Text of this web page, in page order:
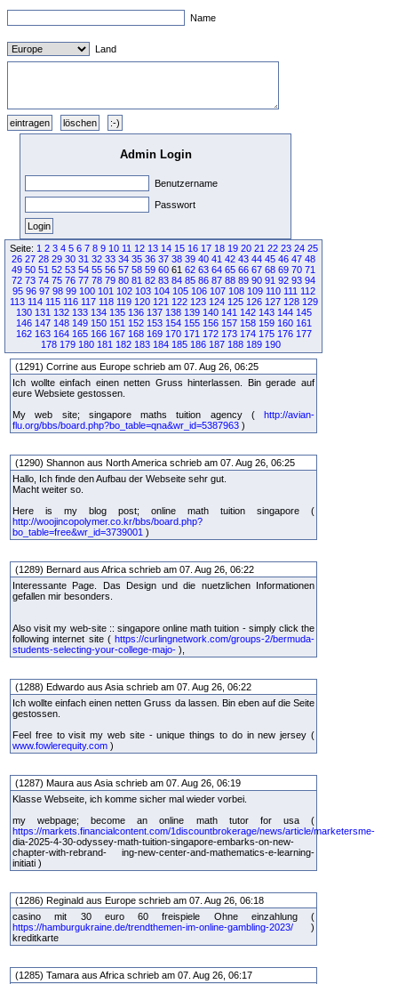
Name
Land
Admin Login
Benutzername
Passwort
Seite: 1 2 3 4 5 6 7 8 9 10 11 12 13 14 15 16 17 18 19 20 21 22 23 24 25
26 27 28 29 30 31 32 33 34 35 36 37 38 39 40 41 42 43 44 45 46 47 48
49 50 51 52 53 54 55 56 57 58 59 60 61 62 63 64 65 66 67 68 69 70 71
72 73 74 75 76 77 78 79 80 81 82 83 84 85 86 87 88 89 90 91 92 93 94
95 96 97 98 99 100 101 102 103 104 105 106 107 108 109 110 111 112
113 114 115 116 117 118 119 120 121 122 123 124 125 126 127 128 129
130 131 132 133 134 135 136 137 138 139 140 141 142 143 144 145
146 147 148 149 150 151 152 153 154 155 156 157 158 159 160 161
162 163 164 165 166 167 168 169 170 171 172 173 174 175 176 177
178 179 180 181 182 183 184 185 186 187 188 189 190
(1291) Corrine aus Europe schrieb am 07. Aug 26, 06:25
Ich wollte einfach einen netten Gruss hinterlassen. Bin gerade auf
eure Websiete gestossen.
My web site; singapore maths tuition agency ( http://avian-
flu.org/bbs/board.php?bo_table=qna&wr_id=5387963 )
(1290) Shannon aus North America schrieb am 07. Aug 26, 06:25
Hallo, Ich finde den Aufbau der Webseite sehr gut.
Macht weiter so.
Here is my blog post; online math tuition singapore (
http://woojincopolymer.co.kr/bbs/board.php?
bo_table=free&wr_id=3739001 )
(1289) Bernard aus Africa schrieb am 07. Aug 26, 06:22
Interessante Page. Das Design und die nuetzlichen Informationen
gefallen mir besonders.
Also visit my web-site :: singapore online math tuition - simply click the
following internet site ( https://curlingnetwork.com/groups-2/bermuda-
students-selecting-your-college-majo- ),
(1288) Edwardo aus Asia schrieb am 07. Aug 26, 06:22
Ich wollte einfach einen netten Gruss da lassen. Bin eben auf die Seite
gestossen.
Feel free to visit my web site - unique things to do in new jersey (
www.fowlerequity.com )
(1287) Maura aus Asia schrieb am 07. Aug 26, 06:19
Klasse Webseite, ich komme sicher mal wieder vorbei.
my webpage; become an online math tutor for usa (
https://markets.financialcontent.com/1discountbrokerage/news/article/marketersme-
dia-2025-4-30-odyssey-math-tuition-singapore-embarks-on-new-
chapter-with-rebrand- ing-new-center-and-mathematics-e-learning-
initiati )
(1286) Reginald aus Europe schrieb am 07. Aug 26, 06:18
casino mit 30 euro 60 freispiele Ohne einzahlung (
https://hamburgukraine.de/trendthemen-im-online-gambling-2023/ )
kreditkarte
(1285) Tamara aus Africa schrieb am 07. Aug 26, 06:17